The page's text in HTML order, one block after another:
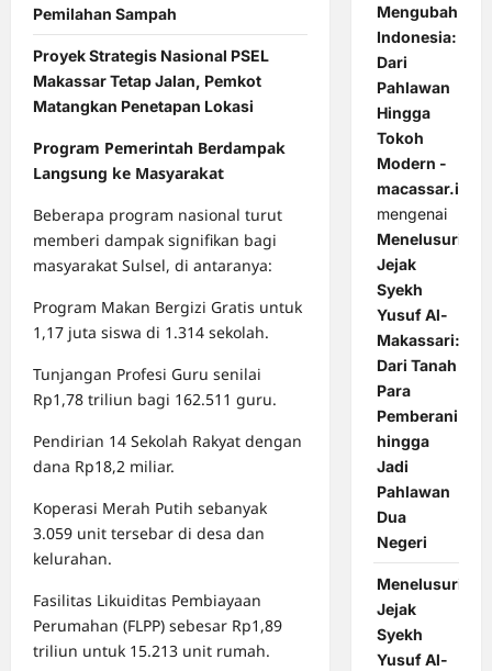
Pemilahan Sampah
Proyek Strategis Nasional PSEL
Makassar Tetap Jalan, Pemkot
Matangkan Penetapan Lokasi
Program Pemerintah Berdampak
Langsung ke Masyarakat
Beberapa program nasional turut
memberi dampak signifikan bagi
masyarakat Sulsel, di antaranya:
Program Makan Bergizi Gratis untuk
1,17 juta siswa di 1.314 sekolah.
Tunjangan Profesi Guru senilai
Rp1,78 triliun bagi 162.511 guru.
Pendirian 14 Sekolah Rakyat dengan
dana Rp18,2 miliar.
Koperasi Merah Putih sebanyak
3.059 unit tersebar di desa dan
kelurahan.
Fasilitas Likuiditas Pembiayaan
Perumahan (FLPP) sebesar Rp1,89
triliun untuk 15.213 unit rumah.
Mengubah
Indonesia:
Dari
Pahlawan
Hingga
Tokoh
Modern -
macassar.id
mengenai
Menelusuri
Jejak
Syekh
Yusuf Al-
Makassari:
Dari Tanah
Para
Pemberani
hingga
Jadi
Pahlawan
Dua
Negeri
Menelusuri
Jejak
Syekh
Yusuf Al-